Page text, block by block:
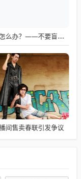
错加汽油怎么办？——不要盲目混合使用不同标号汽油
间售卖春联引发争议